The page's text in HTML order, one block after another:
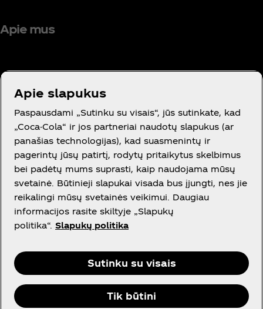
Apie mus
Reikia pagalbos?
Teisinė informacija
Apie slapukus
Paspausdami „Sutinku su visais“, jūs sutinkate, kad
„Coca-Cola“ ir jos partneriai naudotų slapukus (ar
panašias technologijas), kad suasmenintų ir
pagerintų jūsų patirtį, rodytų pritaikytus skelbimus
bei padėtų mums suprasti, kaip naudojama mūsų
svetainė. Būtinieji slapukai visada bus įjungti, nes jie
reikalingi mūsų svetainės veikimui. Daugiau
informacijos rasite skiltyje „Slapukų
politika“. Slapukų politika
Sutinku su visais
Tik būtini